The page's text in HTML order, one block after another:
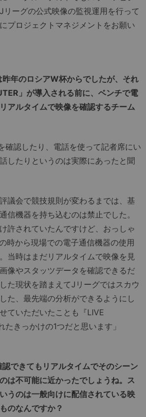
リーグの公式映像の監視運用を行って
プロジェクトマネジメントをお願い
年のロシアW杯からでしたが、それ
」が導入される前に、ベンチで電
アルタイムで映像を確認するチーム
確認したり、電話を使って記者席にい
したりというのは実際にあったと聞
議会で競技規則が変わるまでは、基
信機器を持ち込むのは禁止でした。
許されていたんですけど、おっしゃ
時から現場での電子通信機器の使用
当時はまだリアルタイムで映像を見
像やスタッツデータを確認できるだ
た現状を踏まえてJリーグではスカウ
た、最先端の分析ができるようにし
ていただいたことも『LIVE
たきっかけの1つだと思います」
できてもリアルタイムでそのシーン
は不可能に近かったでしょうね。ス
うのは一般向けに配信されている映
のなんですか？